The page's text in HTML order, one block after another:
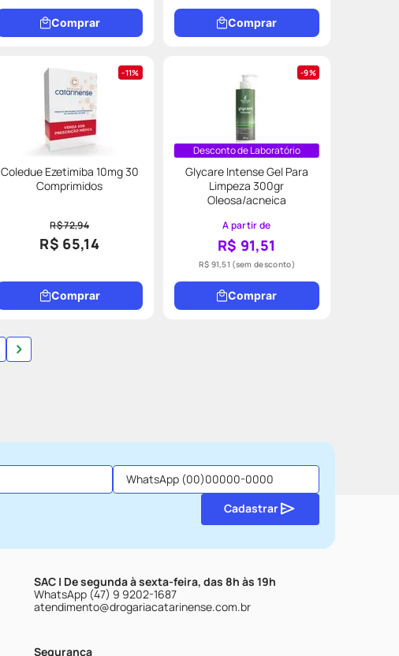
Comprar Comprar
11%
Coledue Ezetimiba 10mg 30
Comprimidos
R$ 72,94
R$ 65,14
Comprar
9%
Desconto de Laboratório
Glycare Intense Gel Para
Limpeza 300gr
Oleosa/acneica
A partir de
R$ 91,51
R$ 91,51 (sem desconto)
Comprar
Cadastrar
SAC | De segunda à sexta-feira, das 8h às 19h
WhatsApp (47) 9 9202-1687
atendimento@drogariacatarinense.com.br
Segurança